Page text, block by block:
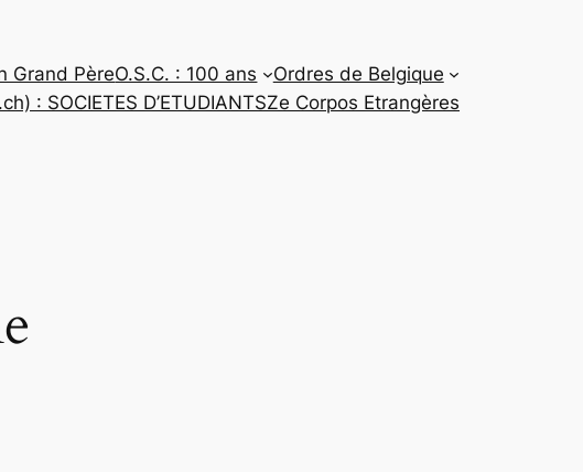
Grand PèreO.S.C. : 100 ans
Ordres de Belgique
: SOCIETES D’ETUDIANTSZe Corpos Etrangères